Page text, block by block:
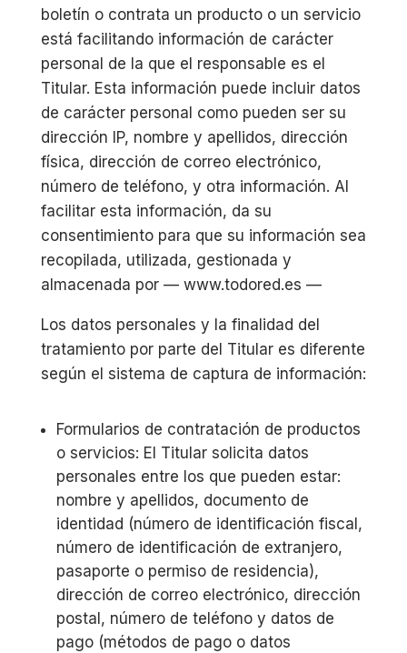
boletín o contrata un producto o un servicio
está facilitando información de carácter
personal de la que el responsable es el
Titular. Esta información puede incluir datos
de carácter personal como pueden ser su
dirección IP, nombre y apellidos, dirección
física, dirección de correo electrónico,
número de teléfono, y otra información. Al
facilitar esta información, da su
consentimiento para que su información sea
recopilada, utilizada, gestionada y
almacenada por — www.todored.es —
Los datos personales y la finalidad del
tratamiento por parte del Titular es diferente
según el sistema de captura de información:
Formularios de contratación de productos
o servicios: El Titular solicita datos
personales entre los que pueden estar:
nombre y apellidos, documento de
identidad (número de identificación fiscal,
número de identificación de extranjero,
pasaporte o permiso de residencia),
dirección de correo electrónico, dirección
postal, número de teléfono y datos de
pago (métodos de pago o datos